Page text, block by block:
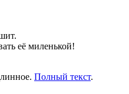
её миленькой!
Полный текст.